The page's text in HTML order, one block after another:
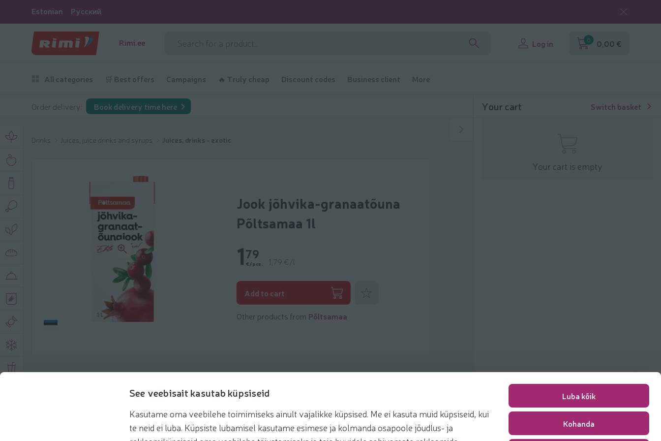
See veebisait kasutab küpsiseid
Kasutame oma veebilehe toimimiseks ainult vajalikke küpsised. Me ei kasuta muid küpsiseid, kui
te neid ei luba. Küpsiste lubamisel kasutame esimese ja kolmanda osapoole jõudlus- ja
Luba kõik
Kohanda
Estonian Русский
Rimi.ee Log in 0 0,00 €
All categories 🛒 Best offers Campaigns 🔥 Truly cheap Discount codes Business client More
Order delivery: Book delivery time here
Drinks Juices, juice drinks and syrups Juices, drinks - exotic
Jook jõhvika-granaatõuna
Põltsamaa 1l
179
€/pcs. 1,79 €/l
Add to cart
Other products from Põltsamaa
Recommendations Recipes
Your cart Switch basket
Your cart is empty